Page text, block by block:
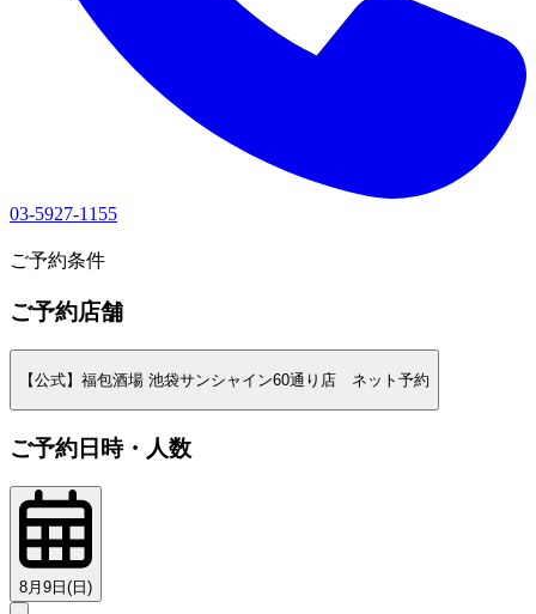
03-5927-1155
ご予約条件
ご予約店舗
【公式】福包酒場 池袋サンシャイン60通り店 ネット予約
ご予約日時・人数
8月9日(日)